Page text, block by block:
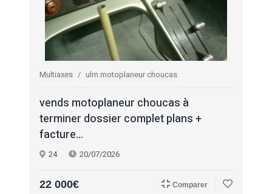
Multiaxes ulm motoplaneur choucas
vends motoplaneur choucas à
terminer dossier complet plans +
facture...
24 20/07/2026
22 000€ Comparer